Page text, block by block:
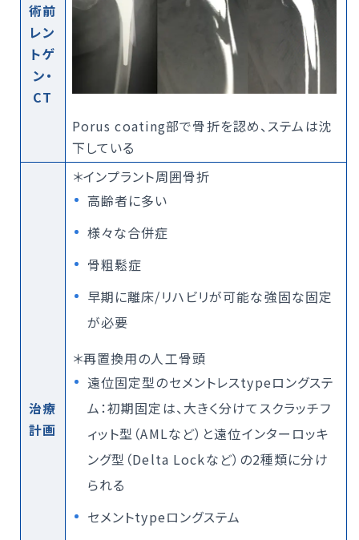
術前
レン
トゲ
ン・
CT
Porus coating部で骨折を認め、ステムは沈
下している
治療
計画
＊インプラント周囲骨折
高齢者に多い
様々な合併症
骨粗鬆症
早期に離床/リハビリが可能な強固な固定
が必要
＊再置換用の人工骨頭
遠位固定型のセメントレスtypeロングステ
ム：初期固定は、大きく分けてスクラッチフ
ィット型（AMLなど）と遠位インターロッキ
ング型（Delta Lockなど）の2種類に分け
られる
セメントtypeロングステム